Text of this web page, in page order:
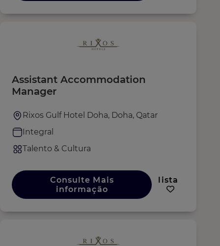
Assistant Accommodation
Manager
Rixos Gulf Hotel Doha, Doha, Qatar
Integral
Talento & Cultura
Consulte Mais
informação
lista